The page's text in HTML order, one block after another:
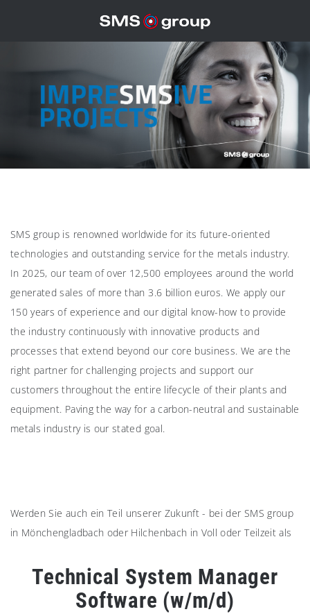
SMS group is renowned worldwide for its future-oriented
technologies and outstanding service for the metals industry.
In 2025, our team of over 12,500 employees around the world
generated sales of more than 3.6 billion euros. We apply our
150 years of experience and our digital know-how to provide
the industry continuously with innovative products and
processes that extend beyond our core business. We are the
right partner for challenging projects and support our
customers throughout the entire lifecycle of their plants and
equipment. Paving the way for a carbon-neutral and sustainable
metals industry is our stated goal.
Werden Sie auch ein Teil unserer Zukunft - bei der SMS group
in Mönchengladbach oder Hilchenbach in Voll oder Teilzeit als
Technical System Manager
Software (w/m/d)